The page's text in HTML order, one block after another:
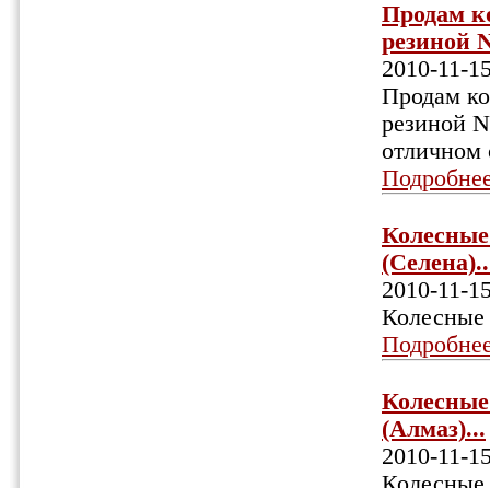
Продам
резиной
2010-11-
Продам
резиной
отличном
2010-11-
Колесные
(Алмаз)...
2010-11-